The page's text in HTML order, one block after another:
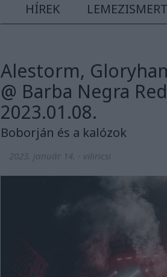
HÍREK
Alestorm,
@ Barba Negra
2023.01.08.
Boborján és a kalózok
2023. január 14. - viliricsi